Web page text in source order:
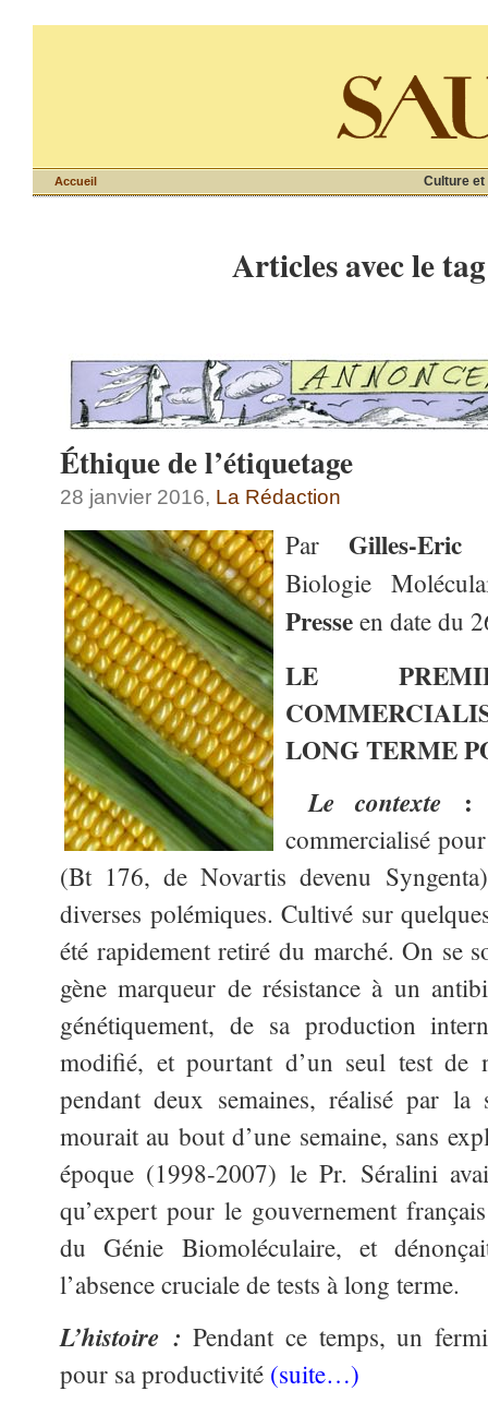
Culture et
Accueil
Articles avec le
Éthique de l’étiquetage
28 janvier 2016, La Rédaction
Par Gilles-Eric
Biologie
Presseen date du
LE
LONG TERME
Le contexte
commercialisé
(Bt 176, de Novartis devenu
diverses polémiques. Cultivé sur
été rapidement retiré du marché. On se
gène marqueur de résistance à un
génétiquement, de sa production
modifié, et pourtant d’un seul test de
pendant deux semaines, réalisé par
mourait au bout d’une semaine, sans
époque (1998-2007) le Pr. Séralini
qu’expert pour le gouvernement
du Génie Biomoléculaire, et
l’absence cruciale de tests à long terme.
L’histoire :Pendant ce temps, un
pour sa productivité (suite…)